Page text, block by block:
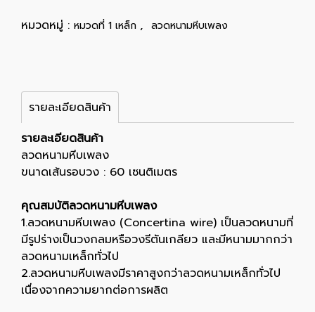
หมวดหมู่ : หมวดที่ 1 เหล็ก , ลวดหนามหีบเพลง
รายละเอียดสินค้า
รายละเอียดสินค้า
ลวดหนามหีบเพลง
ขนาดเส้นรอบวง : 60 เซนติเมตร
คุณสมบัติลวดหนามหีบเพลง
1.ลวดหนามหีบเพลง (Concertina wire) เป็นลวดหนามที่
มีรูปร่างเป็นวงกลมหรือวงรีตันเกลียว และมีหนามมากกว่า
ลวดหนามเหล็กทั่วไป
2.ลวดหนามหีบเพลงมีราคาสูงกว่าลวดหนามเหล็กทั่วไป
เนื่องจากความยากต่อการผลิต